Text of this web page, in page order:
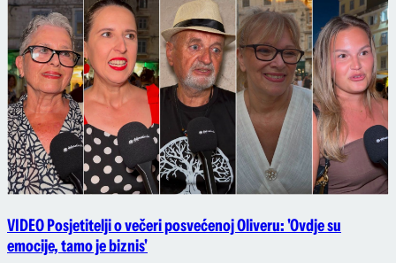
VIDEO Posjetitelji o večeri posvećenoj Oliveru: 'Ovdje su
emocije, tamo je biznis'